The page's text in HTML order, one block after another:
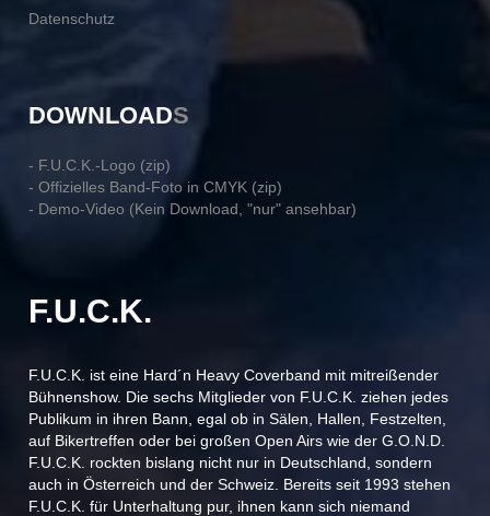
Datenschutz
DOWNLOADS
- F.U.C.K.-Logo (zip)
- Offizielles Band-Foto in CMYK (zip)
- Demo-Video (Kein Download, "nur" ansehbar)
F.U.C.K.
F.U.C.K. ist eine Hard´n Heavy Coverband mit mitreißender
Bühnenshow. Die sechs Mitglieder von F.U.C.K. ziehen jedes
Publikum in ihren Bann, egal ob in Sälen, Hallen, Festzelten,
auf Bikertreffen oder bei großen Open Airs wie der G.O.N.D.
F.U.C.K. rockten bislang nicht nur in Deutschland, sondern
auch in Österreich und der Schweiz. Bereits seit 1993 stehen
F.U.C.K. für Unterhaltung pur, ihnen kann sich niemand